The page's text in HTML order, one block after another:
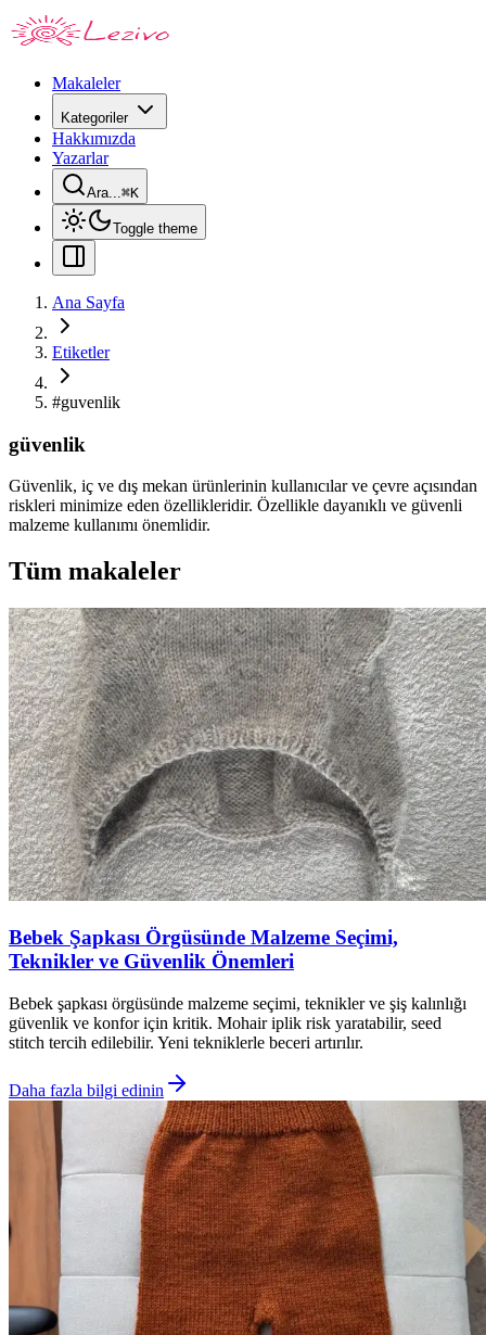
Makaleler
Kategoriler
Hakkımızda
Yazarlar
Ara...⌘K
Toggle theme
Ana Sayfa
Etiketler
#guvenlik
güvenlik
Güvenlik, iç ve dış mekan ürünlerinin kullanıcılar ve çevre açısından
riskleri minimize eden özellikleridir. Özellikle dayanıklı ve güvenli
malzeme kullanımı önemlidir.
Tüm makaleler
Bebek Şapkası Örgüsünde Malzeme Seçimi,
Teknikler ve Güvenlik Önemleri
Bebek şapkası örgüsünde malzeme seçimi, teknikler ve şiş kalınlığı
güvenlik ve konfor için kritik. Mohair iplik risk yaratabilir, seed
stitch tercih edilebilir. Yeni tekniklerle beceri artırılır.
Daha fazla bilgi edinin